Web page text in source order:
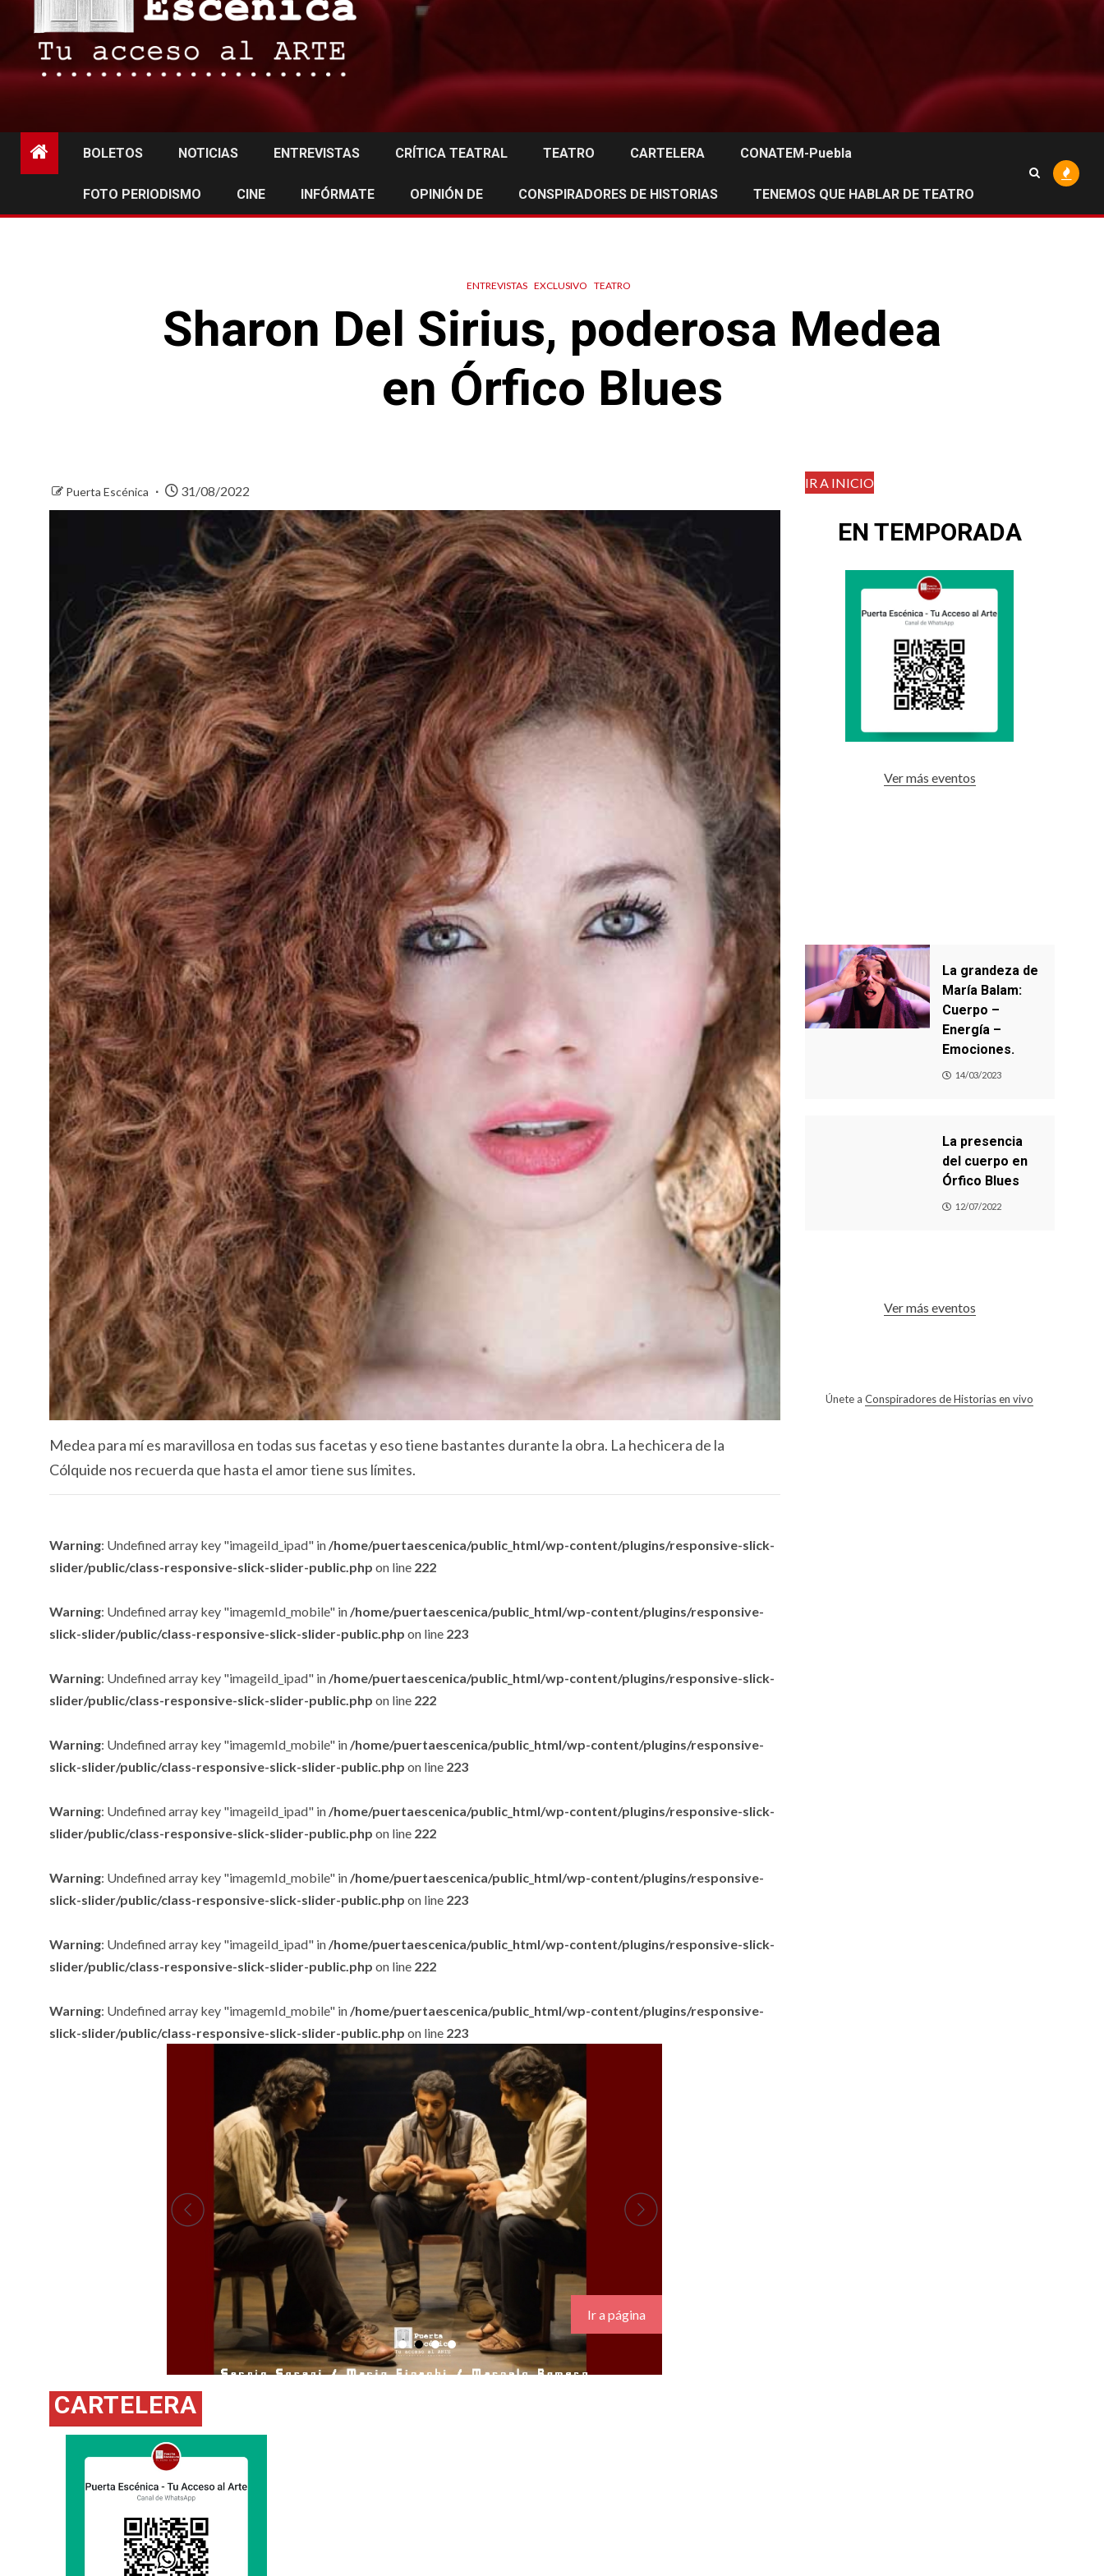
BOLETOS NOTICIAS ENTREVISTAS CRÍTICA TEATRAL TEATRO CARTELERA CONATEM-Puebla
FOTO PERIODISMO CINE INFÓRMATE OPINIÓN DE CONSPIRADORES DE HISTORIAS TENEMOS QUE HABLAR DE TEATRO
ENTREVISTAS EXCLUSIVO TEATRO
Sharon Del Sirius, poderosa Medea
en Órfico Blues
Puerta Escénica 31/08/2022
Medea para mí es maravillosa en todas sus facetas y eso tiene bastantes durante la obra. La hechicera de la
Cólquide nos recuerda que hasta el amor tiene sus límites.
Warning: Undefined array key "imageiId_ipad" in /home/puertaescenica/public_html/wp-content/plugins/responsive-slick-
slider/public/class-responsive-slick-slider-public.php on line 222
Warning: Undefined array key "imagemId_mobile" in /home/puertaescenica/public_html/wp-content/plugins/responsive-
slick-slider/public/class-responsive-slick-slider-public.php on line 223
Warning: Undefined array key "imageiId_ipad" in /home/puertaescenica/public_html/wp-content/plugins/responsive-slick-
slider/public/class-responsive-slick-slider-public.php on line 222
Warning: Undefined array key "imagemId_mobile" in /home/puertaescenica/public_html/wp-content/plugins/responsive-
slick-slider/public/class-responsive-slick-slider-public.php on line 223
Warning: Undefined array key "imageiId_ipad" in /home/puertaescenica/public_html/wp-content/plugins/responsive-slick-
slider/public/class-responsive-slick-slider-public.php on line 222
Warning: Undefined array key "imagemId_mobile" in /home/puertaescenica/public_html/wp-content/plugins/responsive-
slick-slider/public/class-responsive-slick-slider-public.php on line 223
Warning: Undefined array key "imageiId_ipad" in /home/puertaescenica/public_html/wp-content/plugins/responsive-slick-
slider/public/class-responsive-slick-slider-public.php on line 222
Warning: Undefined array key "imagemId_mobile" in /home/puertaescenica/public_html/wp-content/plugins/responsive-
slick-slider/public/class-responsive-slick-slider-public.php on line 223
Ir a página
CARTELERA
IR A INICIO
EN TEMPORADA
Ver más eventos
La grandeza de
María Balam:
Cuerpo –
Energía –
Emociones.
14/03/2023
La presencia
del cuerpo en
Órfico Blues
12/07/2022
Ver más eventos
Únete aConspiradores de Historias en vivo